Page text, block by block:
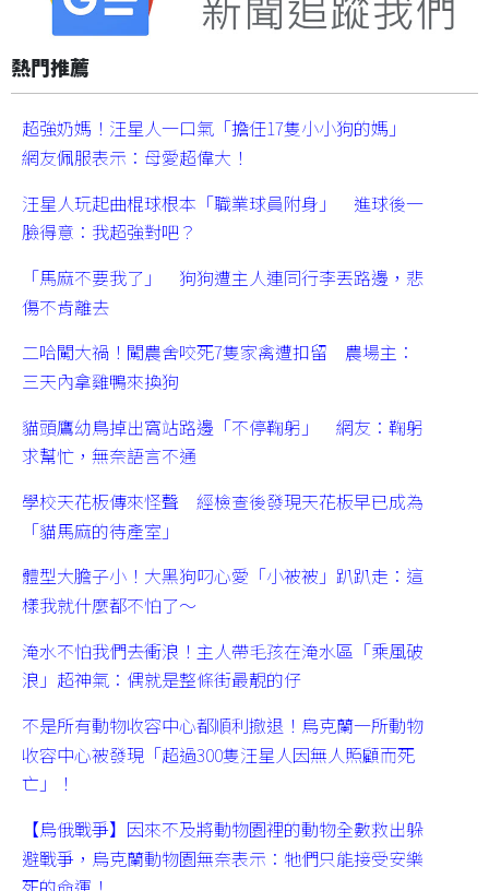
熱門推薦
超強奶媽！汪星人一口氣「擔任17隻小小狗的媽」
網友佩服表示：母愛超偉大！
汪星人玩起曲棍球根本「職業球員附身」 進球後一
臉得意：我超強對吧？
「馬麻不要我了」 狗狗遭主人連同行李丟路邊，悲
傷不肯離去
二哈闖大禍！闖農舍咬死7隻家禽遭扣留 農場主：
三天內拿雞鴨來換狗
貓頭鷹幼鳥掉出窩站路邊「不停鞠躬」 網友：鞠躬
求幫忙，無奈語言不通
學校天花板傳來怪聲 經檢查後發現天花板早已成為
「貓馬麻的待產室」
體型大膽子小！大黑狗叼心愛「小被被」趴趴走：這
樣我就什麼都不怕了～
淹水不怕我們去衝浪！主人帶毛孩在淹水區「乘風破
浪」超神氣：偶就是整條街最靚的仔
不是所有動物收容中心都順利撤退！烏克蘭一所動物
收容中心被發現「超過300隻汪星人因無人照顧而死
亡」！
【烏俄戰爭】因來不及將動物園裡的動物全數救出躲
避戰爭，烏克蘭動物園無奈表示：牠們只能接受安樂